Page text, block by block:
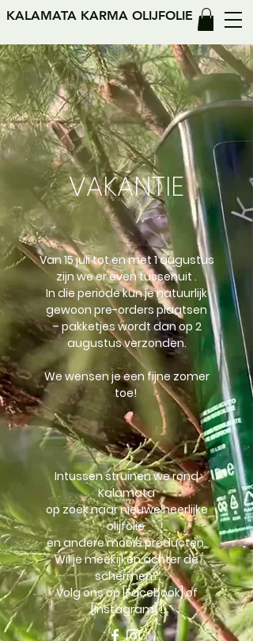
KALAMATA KARMA OLIJFOLIE
VAKANTIE
Van 15 juli tot en met 1 augustus
zijn we er even tussenuit .
In die periode kun je natuurlijk
gewoon pre-orders plaatsen
– pakketjes wordt dan op 2
augustus verzonden.
We wensen je een fijne zomer
toe!
Intussen struinen we rond
Kalamata
op zoek naar nieuwe heerlijke
olijfolie
en andere mooie producten.
Wil je meekijken achter de
schermen?
Volg ons op [Facebook] of
[Instagram] !